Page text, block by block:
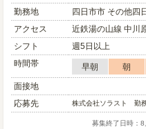
勤務地
四日市市 その他四
アクセス
近鉄湯の山線 中川
シフト
週5日以上
時間帯
早朝 朝
面接地
応募先
株式会社ソラスト 勤
募集終了日時：8